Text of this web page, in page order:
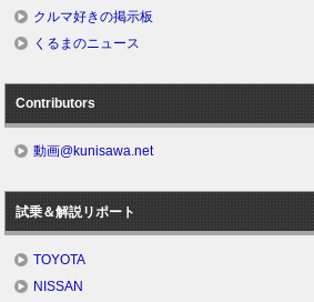
クルマ好きの掲示板
くるまのニュース
Contributors
動画@kunisawa.net
試乗＆解説リポート
TOYOTA
NISSAN